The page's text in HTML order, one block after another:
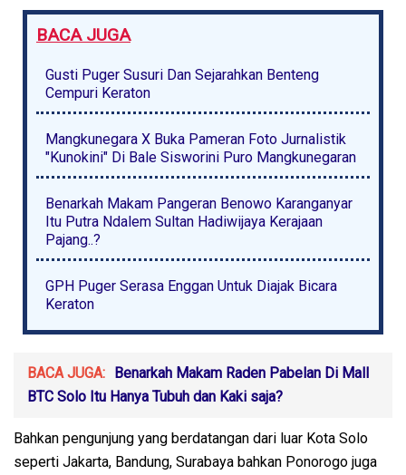
BACA JUGA
Gusti Puger Susuri Dan Sejarahkan Benteng
Cempuri Keraton
Mangkunegara X Buka Pameran Foto Jurnalistik
"Kunokini" Di Bale Sisworini Puro Mangkunegaran
Benarkah Makam Pangeran Benowo Karanganyar
Itu Putra Ndalem Sultan Hadiwijaya Kerajaan
Pajang..?
GPH Puger Serasa Enggan Untuk Diajak Bicara
Keraton
BACA JUGA: Benarkah Makam Raden Pabelan Di Mall
BTC Solo Itu Hanya Tubuh dan Kaki saja?
Bahkan pengunjung yang berdatangan dari luar Kota Solo
seperti Jakarta, Bandung, Surabaya bahkan Ponorogo juga